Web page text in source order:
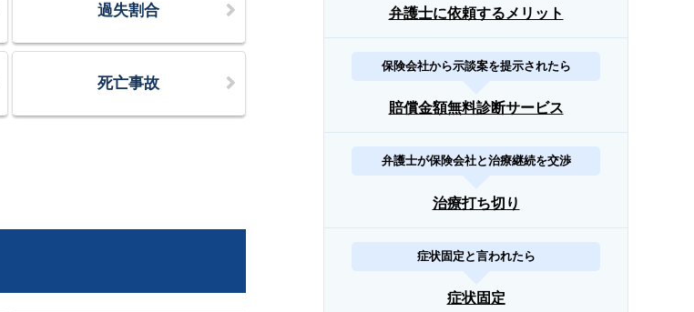
過失割合
死亡事故
弁護士に依頼するメリット
保険会社から示談案を提示されたら
賠償金額無料診断サービス
弁護士が保険会社と治療継続を交渉
治療打ち切り
症状固定と言われたら
症状固定